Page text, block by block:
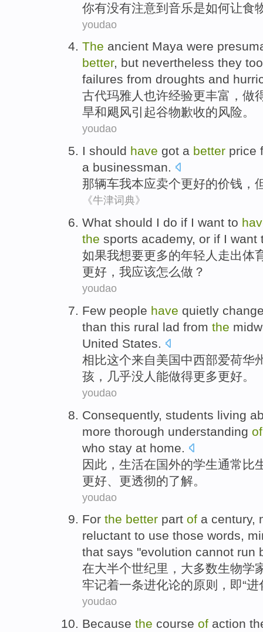
你有没有注意到 音乐是如何让食
youdao
The ancient Maya were
better, but nevertheless they too
failures from droughts and
古代玛雅人 也许经验更丰富， 做
旱和飓风引起谷物歉收的风险。
youdao
I should have got a better price
a businessman.
那辆车我本应卖个更好的价钱 ，
《牛津词典》
What should I do if I want to
the sports academy, or if I want
如果我想要更多的年轻人 走出体
更好 ，我应该怎么做 ？
youdao
Few people have quietly
than this rural lad from the
United States.
相比这个来自美国中西部爱荷华
孩 ， 几乎没人 能做得更多更好。
youdao
Consequently, students living
more thorough understanding
who stay at home
因此 ， 生活在国外的学生通常 比
更好
更透彻的了解。
youdao
For the better part of a century,
reluctant to use those words,
that says "evolution cannot run
在大半个世纪里 ， 大多数生物学
牢记着一条进化论的原则 ， 即“进
youdao
Because the course of action